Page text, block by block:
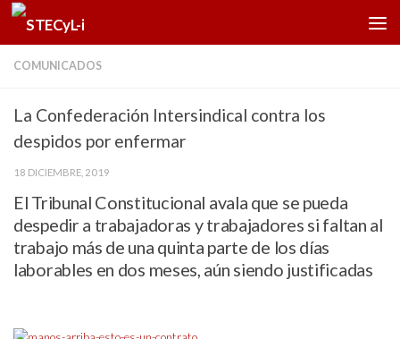
Saltar al contenido
COMUNICADOS
La Confederación Intersindical contra los
despidos por enfermar
18 DICIEMBRE, 2019
El Tribunal Constitucional avala que se pueda
despedir a trabajadoras y trabajadores si faltan al
trabajo más de una quinta parte de los días
laborables en dos meses, aún siendo justificadas